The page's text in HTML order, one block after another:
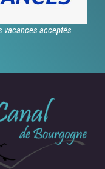
vacances acceptés